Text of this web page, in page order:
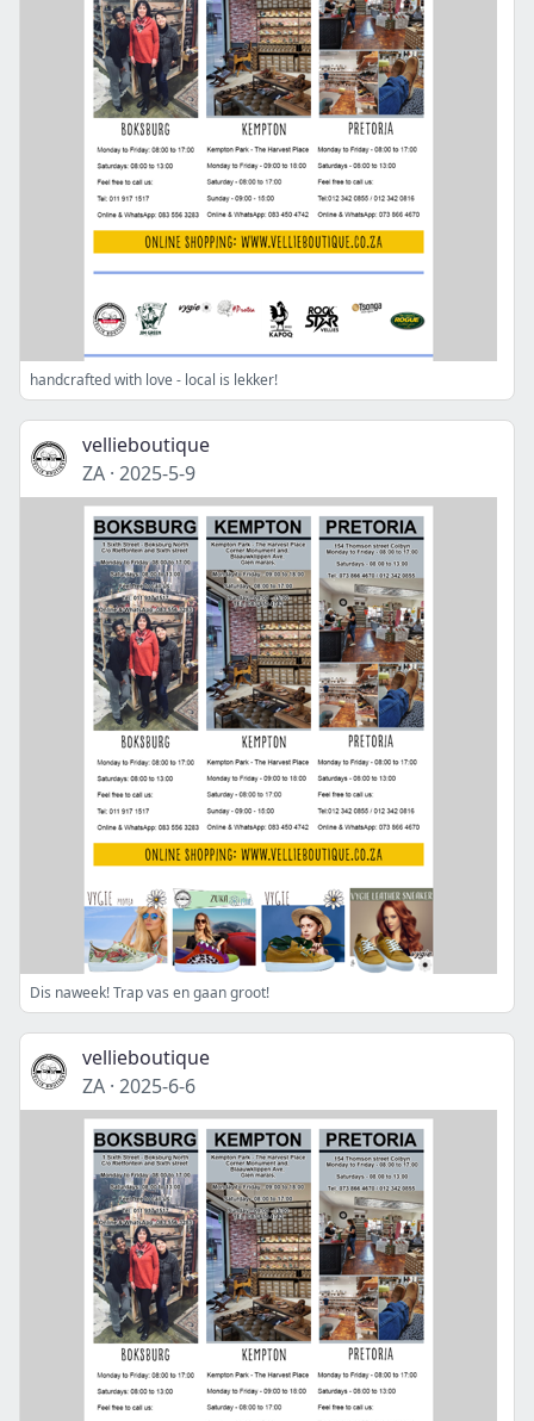
handcrafted with love - local is lekker!
vellieboutique
ZA · 2025-5-9
Dis naweek! Trap vas en gaan groot!
vellieboutique
ZA · 2025-6-6